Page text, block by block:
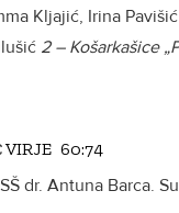
Kljajić, Irina
2 – Košarkašice
VIRJE 60:74
dr. Antuna Barca.